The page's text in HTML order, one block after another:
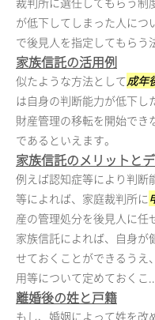
が低下してしまった人につ
で後見人を指定してもらう
家族信託の活用例
似たような方法として成年
は自身の判断能力が低下し
財産管理の移転を開始でき
であるといえます。
家族信託のメリットと
例えば認知症等により判断
等によれば、家庭裁判所に
産の管理処分を後見人に任
家族信託によれば、自身が
せておくことができるうえ
用等について定めておくこ
離婚後の姓と戸籍
もし、婚姻によって姓を改